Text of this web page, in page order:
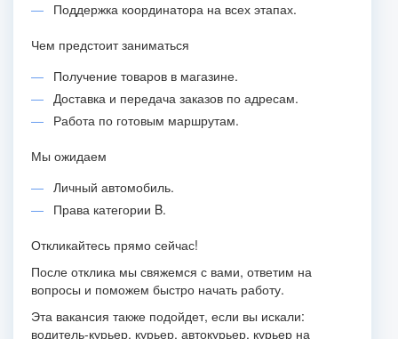
Поддержка координатора на всех этапах.
Чем предстоит заниматься
Получение товаров в магазине.
Доставка и передача заказов по адресам.
Работа по готовым маршрутам.
Мы ожидаем
Личный автомобиль.
Права категории B.
Откликайтесь прямо сейчас!
После отклика мы свяжемся с вами, ответим на
вопросы и поможем быстро начать работу.
Эта вакансия также подойдет, если вы искали:
водитель-курьер, курьер, автокурьер, курьер на